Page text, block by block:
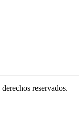
reservados.